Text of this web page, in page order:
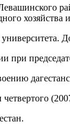
хозяйства